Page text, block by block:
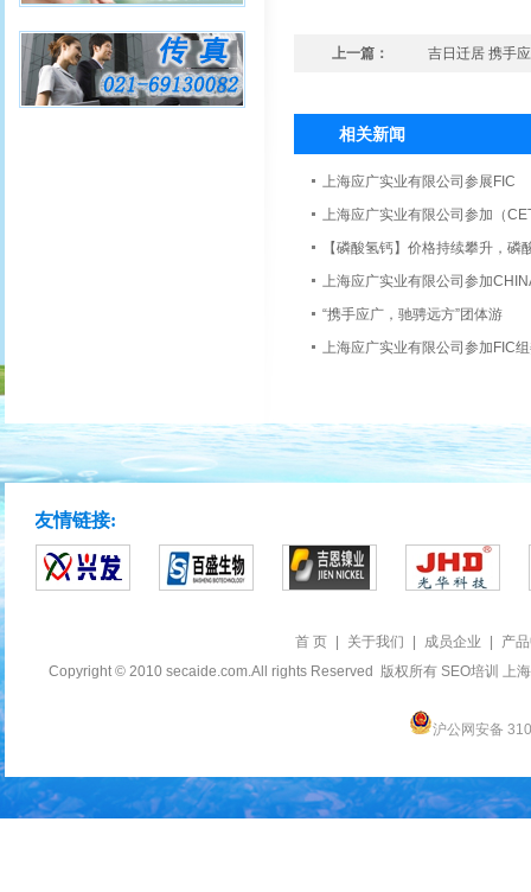
上一篇： 吉日迁居 携手
相关新闻
上海应广实业有限公司参展FIC
上海应广实业有限公司参加（
【磷酸氢钙】价格持续攀升，
上海应广实业有限公司参加
“携手应广，驰骋远方”团体游
上海应广实业有限公司参加FIC
友情链接:
首 页 关于我们 成员企业
产
Copyright © 2010 secaide.com.All rights Reserved 版权所有 SEO培训 上
沪公网安备